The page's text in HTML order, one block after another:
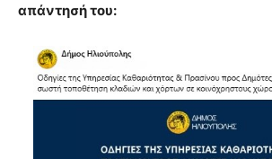
απάντησή του: